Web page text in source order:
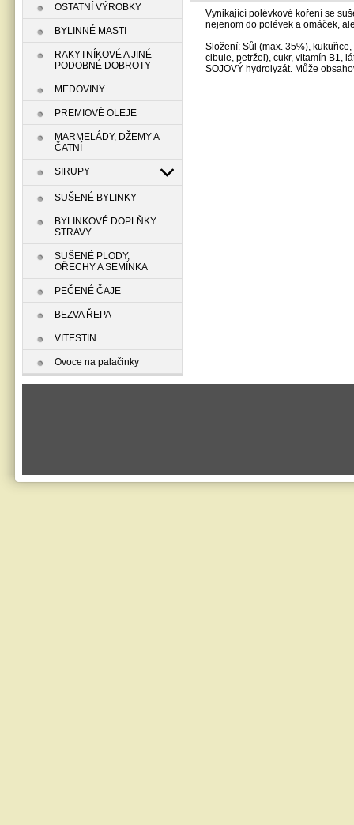
OSTATNÍ VÝROBKY
BYLINNÉ MASTI
RAKYTNÍKOVÉ A JINÉ
PODOBNÉ DOBROTY
MEDOVINY
PREMIOVÉ OLEJE
MARMELÁDY, DŽEMY A
ČATNÍ
SIRUPY
SUŠENÉ BYLINKY
BYLINKOVÉ DOPLŇKY
STRAVY
SUŠENÉ PLODY,
OŘECHY A SEMÍNKA
PEČENÉ ČAJE
BEZVA ŘEPA
VITESTIN
Ovoce na palačinky
Vynikající polévkové koření se
nejenom do polévek a omáček,
Složení: Sůl (max. 35%),
cibule, petržel), cukr, vitamín B1,
SOJOVÝ hydrolyzát. Může